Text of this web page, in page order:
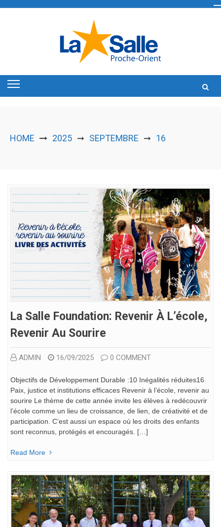
HOME 2025 ➞ SEPTEMBRE ➞ 16
La Salle Foundation: Revenir À L’école,
Revenir Au Sourire
ADMIN 16/09/2025 0 COMMENT
Objectifs de Développement Durable :10 Inégalités réduites16
Paix, justice et institutions efficaces Revenir à l’école, revenir au
sourire Le thème de cette année invite les élèves à redécouvrir
l’école comme un lieu de croissance, de lien, de créativité et de
participation. C’est aussi un espace où les droits des enfants
sont reconnus, protégés et encouragés. […]
Read More